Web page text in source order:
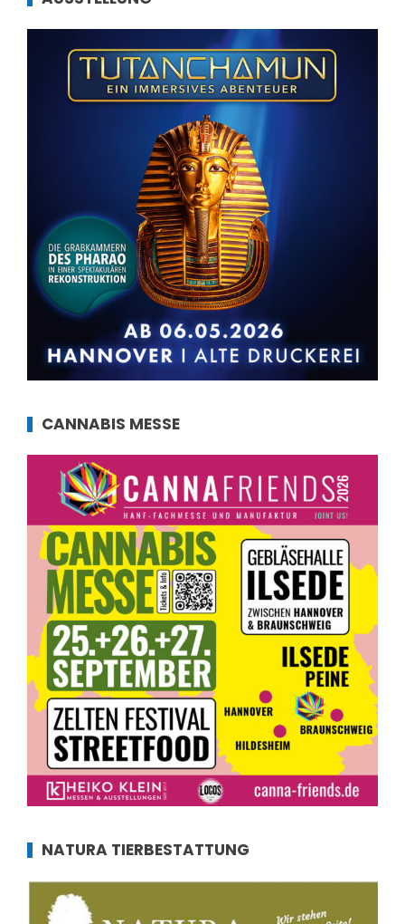
CANNABIS MESSE
NATURA TIERBESTATTUNG